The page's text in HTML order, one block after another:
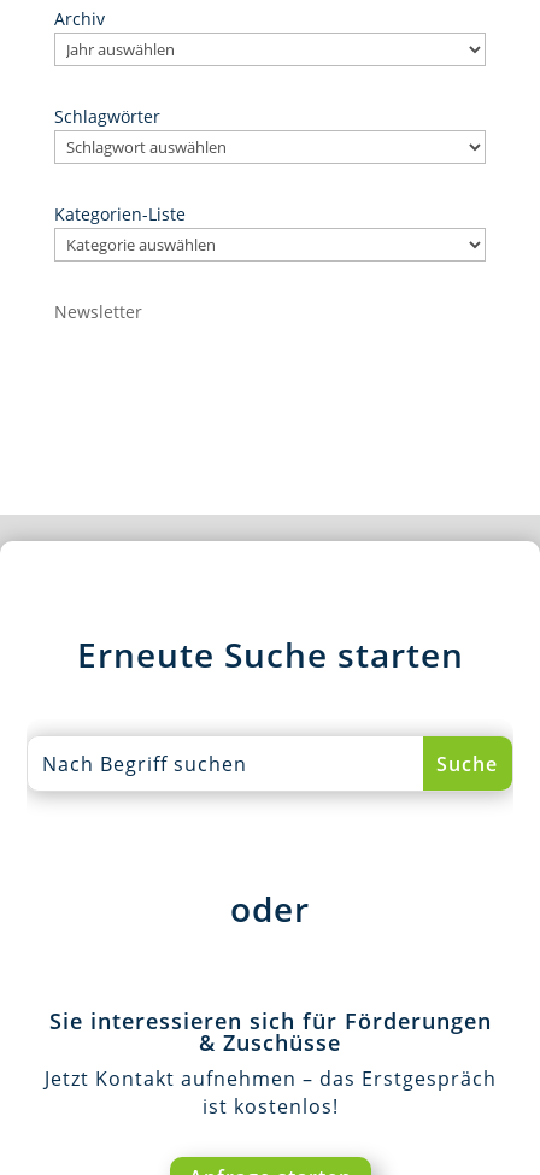
Archiv
Schlagwörter
Kategorien-Liste
Newsletter
Erneute Suche starten
oder
Sie interessieren sich für Förderungen
& Zuschüsse
Jetzt Kontakt aufnehmen – das Erstgespräch
ist kostenlos!